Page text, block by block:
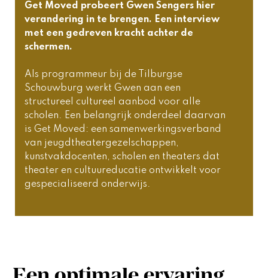
Get Moved probeert Gwen Sengers hier
verandering in te brengen. Een interview
met een gedreven kracht achter de
schermen.
Als programmeur bij de Tilburgse
Schouwburg werkt Gwen aan een
structureel cultureel aanbod voor alle
scholen. Een belangrijk onderdeel daarvan
is Get Moved: een samenwerkingsverband
van jeugdtheatergezelschappen,
kunstvakdocenten, scholen en theaters dat
theater en cultuureducatie ontwikkelt voor
gespecialiseerd onderwijs.